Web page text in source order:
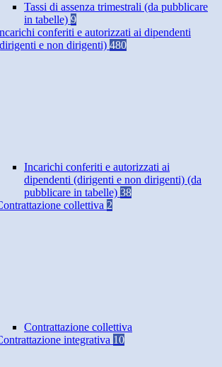
Tassi di assenza trimestrali (da pubblicare
in tabelle) 9
conferiti e autorizzati ai dipendenti
e non dirigenti) 480
Incarichi conferiti e autorizzati ai
dipendenti (dirigenti e non dirigenti) (da
pubblicare in tabelle) 38
collettiva 2
Contrattazione collettiva
integrativa 10